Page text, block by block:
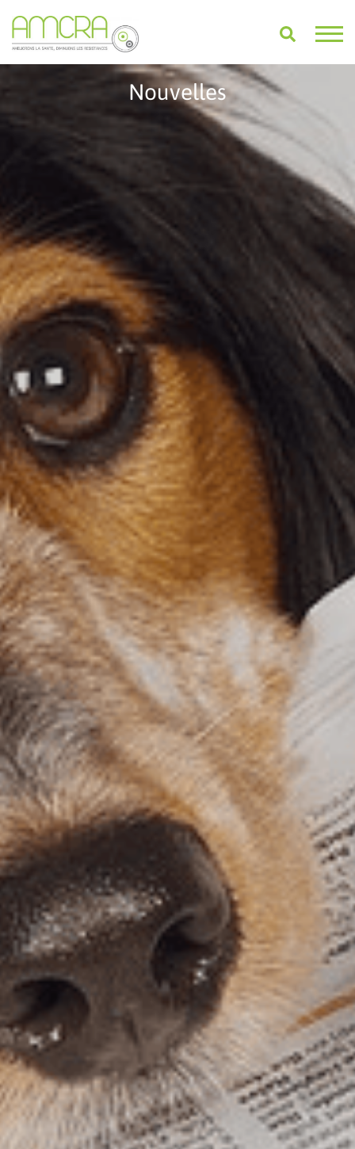
Nouvelles